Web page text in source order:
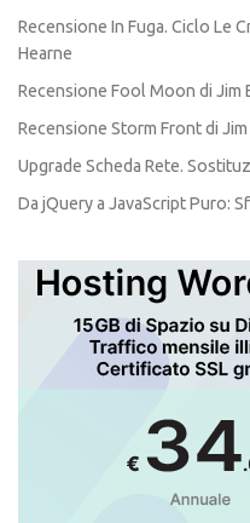
Recensione In Fuga. Ciclo Le
Hearne
Recensione Fool Moon di Jim
Recensione Storm Front di
Upgrade Scheda Rete.
Da jQuery a JavaScript Puro: